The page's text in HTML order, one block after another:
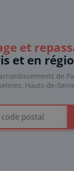
et
et en
de
Hauts-de-